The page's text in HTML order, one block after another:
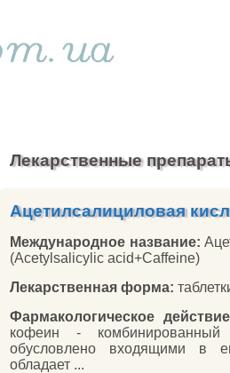
Лекарственные
Ацетилсалициловая
Международное название:
(Acetylsalicylic acid+Caffeine)
Лекарственная форма:
Фармакологическое
кофеин - комбинированный
обусловлено входящими в
обладает ...